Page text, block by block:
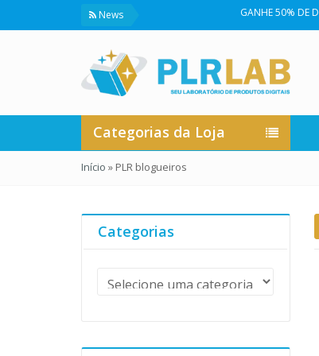
News GANHE 50% DE
Categorias da Loja
Início » PLR blogueiros
Categorias